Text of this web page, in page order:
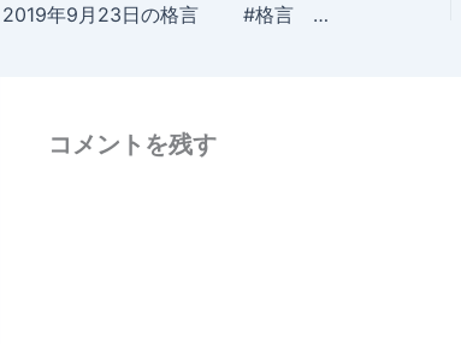
2019年9月23日の格言 #格言 ＃名言 ＃急募 ＃募集 ＃採用 ＃人材 ＃ファービヨンド
コメントを残す